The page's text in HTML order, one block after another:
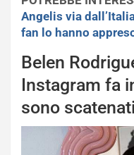
Angelis via
fan lo hanno
Belen
Instagram fa
sono